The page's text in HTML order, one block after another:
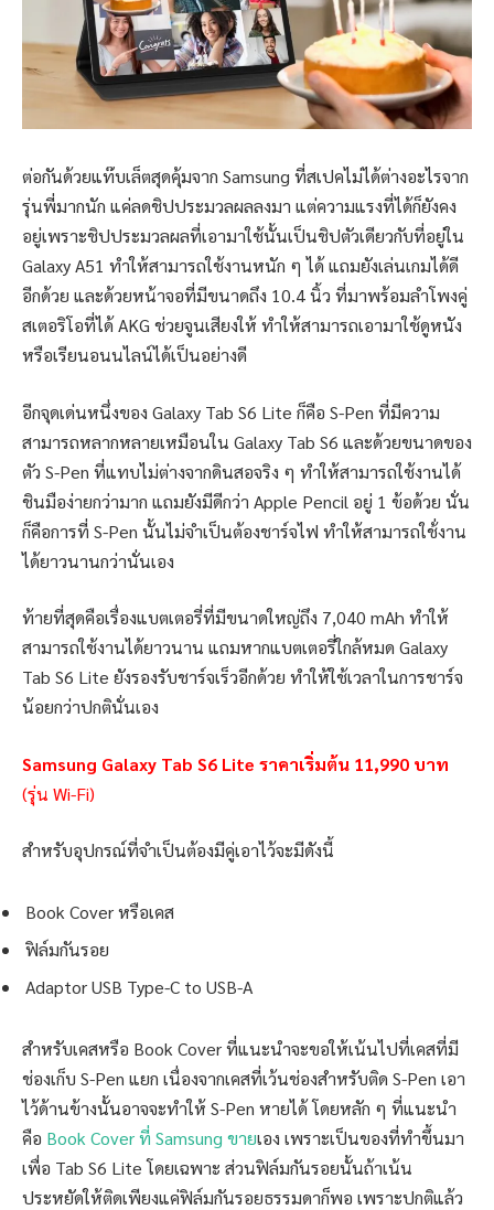
ต่อกันด้วยแท๊บเล็ตสุดคุ้มจาก Samsung ที่สเปคไม่ได้ต่างอะไรจาก
รุ่นพี่มากนัก แค่ลดชิปประมวลผลลงมา แต่ความแรงที่ได้ก็ยังคง
อยู่เพราะชิปประมวลผลที่เอามาใช้นั้นเป็นชิปตัวเดียวกับที่อยู่ใน
Galaxy A51 ทำให้สามารถใช้งานหนัก ๆ ได้ แถมยังเล่นเกมได้ดี
อีกด้วย และด้วยหน้าจอที่มีขนาดถึง 10.4 นิ้ว ที่มาพร้อมลำโพงคู่
สเตอริโอที่ได้ AKG ช่วยจูนเสียงให้ ทำให้สามารถเอามาใช้ดูหนัง
หรือเรียนอนนไลน์ได้เป็นอย่างดี
อีกจุดเด่นหนึ่งของ Galaxy Tab S6 Lite ก็คือ S-Pen ที่มีความ
สามารถหลากหลายเหมือนใน Galaxy Tab S6 และด้วยขนาดของ
ตัว S-Pen ที่แทบไม่ต่างจากดินสอจริง ๆ ทำให้สามารถใช้งานได้
ชินมือง่ายกว่ามาก แถมยังมีดีกว่า Apple Pencil อยู่ 1 ข้อด้วย นั่น
ก็คือการที่ S-Pen นั้นไม่จำเป็นต้องชาร์จไฟ ทำให้สามารถใช้่งาน
ได้ยาวนานกว่านั่นเอง
ท้ายที่สุดคือเรื่องแบตเตอรี่ที่มีขนาดใหญ่ถึง 7,040 mAh ทำให้
สามารถใช้งานได้ยาวนาน แถมหากแบตเตอรี่ใกล้หมด Galaxy
Tab S6 Lite ยังรองรับชาร์จเร็วอีกด้วย ทำให้ใช้เวลาในการชาร์จ
น้อยกว่าปกตินั่นเอง
Samsung Galaxy Tab S6 Lite ราคาเริ่มต้น 11,990 บาท
(รุ่น Wi-Fi)
สำหรับอุปกรณ์ที่จำเป็นต้องมีคู่เอาไว้จะมีดังนี้
Book Cover หรือเคส
ฟิล์มกันรอย
Adaptor USB Type-C to USB-A
สำหรับเคสหรือ Book Cover ที่แนะนำจะขอให้เน้นไปที่เคสที่มี
ช่องเก็บ S-Pen แยก เนื่องจากเคสที่เว้นช่องสำหรับติด S-Pen เอา
ไว้ด้านข้างนั้นอาจจะทำให้ S-Pen หายได้ โดยหลัก ๆ ที่แนะนำ
คือ Book Cover ที่ Samsung ขายเอง เพราะเป็นของที่ทำขึ้นมา
เพื่อ Tab S6 Lite โดยเฉพาะ ส่วนฟิล์มกันรอยนั้นถ้าเน้น
ประหยัดให้ติดเพียงแค่ฟิล์มกันรอยธรรมดาก็พอ เพราะปกติแล้ว